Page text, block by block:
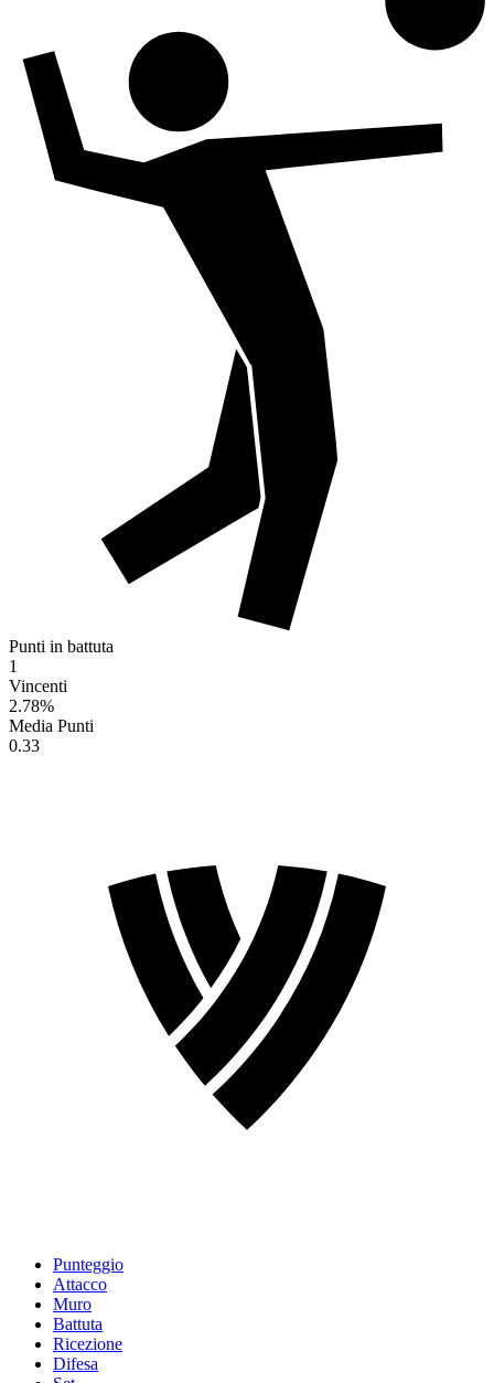
Punti in battuta
1
Vincenti
2.78%
Media Punti
0.33
Punteggio
Attacco
Muro
Battuta
Ricezione
Difesa